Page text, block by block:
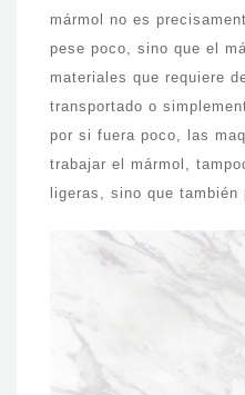
mármol no es
pese poco, sino que el
materiales que requiere
transportado o
por si fuera poco, las
trabajar el mármol,
ligeras, sino que también